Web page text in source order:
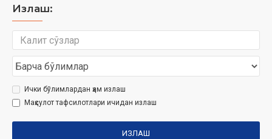
Излаш:
Ички бўлимлардан ҳам излаш
Маҳсулот тафсилотлари ичидан излаш
ИЗЛАШ